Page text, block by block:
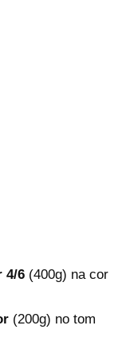
4/6(400g) na cor
(200g) no tom